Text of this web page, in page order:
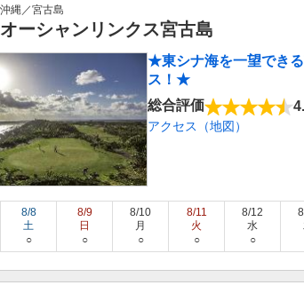
沖縄／宮古島
オーシャンリンクス宮古島
★東シナ海を一望でき
ス！★
総合評価
アクセス（地図）
8/8
土
○
8/9
日
○
8/10
月
○
8/11
火
○
8/12
水
○